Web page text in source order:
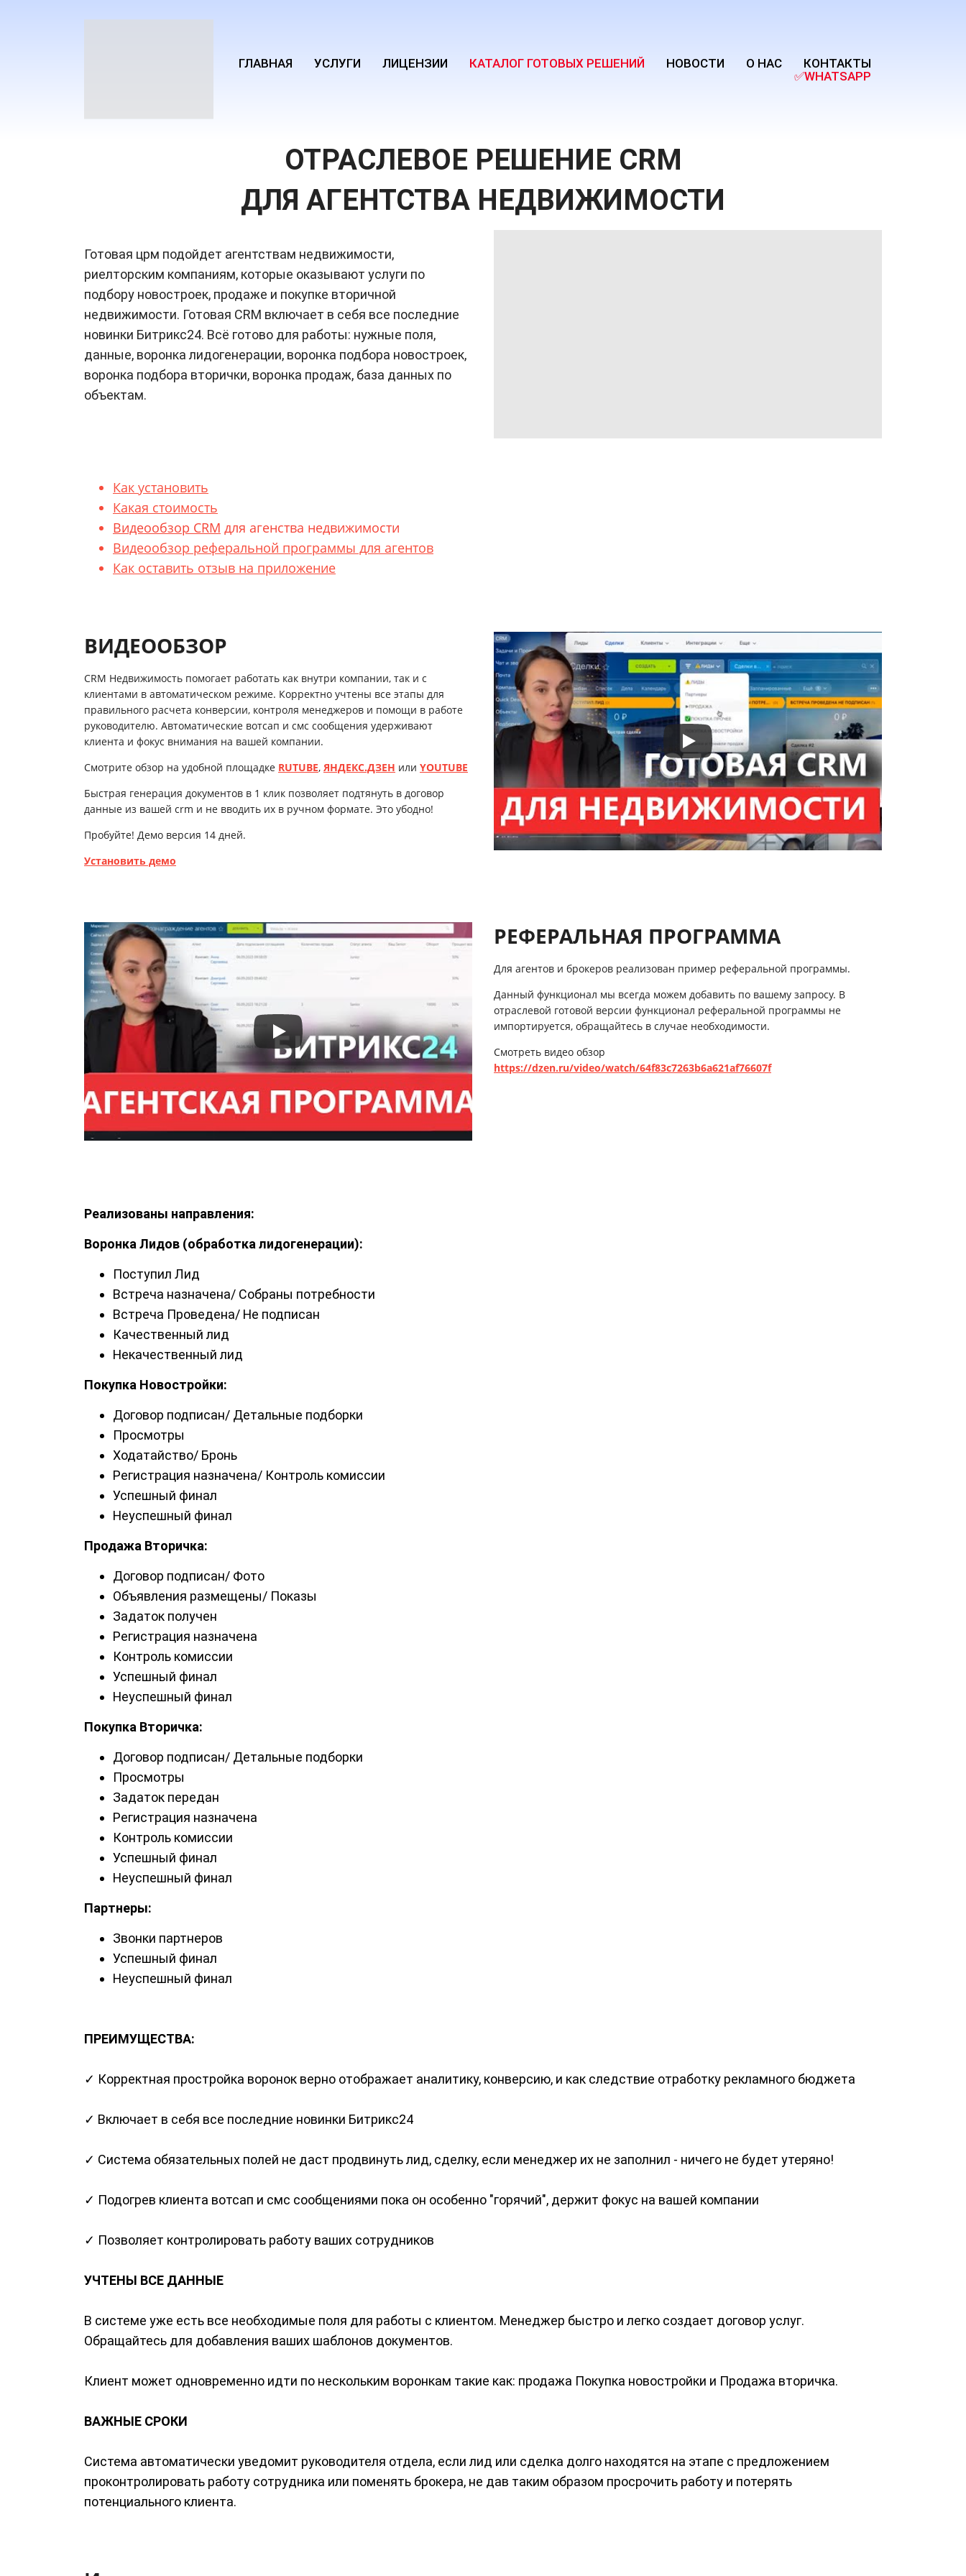
ГЛАВНАЯ УСЛУГИ ЛИЦЕНЗИИ КАТАЛОГ ГОТОВЫХ РЕШЕНИЙ НОВОСТИ О НАС
КОНТАКТЫ
✅WHATSAPP
ОТРАСЛЕВОЕ РЕШЕНИЕ CRM
ДЛЯ АГЕНТСТВА НЕДВИЖИМОСТИ
Готовая црм подойдет агентствам недвижимости,
риелторским компаниям, которые оказывают услуги по
подбору новостроек, продаже и покупке вторичной
недвижимости. Готовая CRM включает в себя все последние
новинки Битрикс24. Всё готово для работы: нужные поля,
данные, воронка лидогенерации, воронка подбора новостроек,
воронка подбора вторички, воронка продаж, база данных по
объектам.
Как установить
Какая стоимость
Видеообзор CRM для агенства недвижимости
Видеообзор реферальной программы для агентов
Как оставить отзыв на приложение
ВИДЕООБЗОР
CRM Недвижимость помогает работать как внутри компании, так и с
клиентами в автоматическом режиме. Корректно учтены все этапы для
правильного расчета конверсии, контроля менеджеров и помощи в работе
руководителю. Автоматические вотсап и смс сообщения удерживают
клиента и фокус внимания на вашей компании.
Смотрите обзор на удобной площадке RUTUBE, ЯНДЕКС.ДЗЕН или YOUTUBE
Быстрая генерация документов в 1 клик позволяет подтянуть в договор
данные из вашей crm и не вводить их в ручном формате. Это убодно!
Пробуйте! Демо версия 14 дней.
Установить демо
РЕФЕРАЛЬНАЯ ПРОГРАММА
Для агентов и брокеров реализован пример реферальной программы.
Данный функционал мы всегда можем добавить по вашему запросу. В
отраслевой готовой версии функционал реферальной программы не
импортируется, обращайтесь в случае необходимости.
Смотреть видео обзор
https://dzen.ru/video/watch/64f83c7263b6a621af76607f
Реализованы направления:
Воронка Лидов (обработка лидогенерации):
Поступил Лид
Встреча назначена/ Собраны потребности
Встреча Проведена/ Не подписан
Качественный лид
Некачественный лид
Покупка Новостройки:
Договор подписан/ Детальные подборки
Просмотры
Ходатайство/ Бронь
Регистрация назначена/ Контроль комиссии
Успешный финал
Неуспешный финал
Продажа Вторичка:
Договор подписан/ Фото
Объявления размещены/ Показы
Задаток получен
Регистрация назначена
Контроль комиссии
Успешный финал
Неуспешный финал
Покупка Вторичка:
Договор подписан/ Детальные подборки
Просмотры
Задаток передан
Регистрация назначена
Контроль комиссии
Успешный финал
Неуспешный финал
Партнеры:
Звонки партнеров
Успешный финал
Неуспешный финал
ПРЕИМУЩЕСТВА:
✓ Корректная простройка воронок верно отображает аналитику, конверсию, и как следствие отработку рекламного бюджета
✓ Включает в себя все последние новинки Битрикс24
✓ Система обязательных полей не даст продвинуть лид, сделку, если менеджер их не заполнил - ничего не будет утеряно!
✓ Подогрев клиента вотсап и смс сообщениями пока он особенно "горячий", держит фокус на вашей компании
✓ Позволяет контролировать работу ваших сотрудников
УЧТЕНЫ ВСЕ ДАННЫЕ
В системе уже есть все необходимые поля для работы с клиентом. Менеджер быстро и легко создает договор услуг.
Обращайтесь для добавления ваших шаблонов документов.
Клиент может одновременно идти по нескольким воронкам такие как: продажа Покупка новостройки и Продажа вторичка.
ВАЖНЫЕ СРОКИ
Система автоматически уведомит руководителя отдела, если лид или сделка долго находятся на этапе с предложением
проконтролировать работу сотрудника или поменять брокера, не дав таким образом просрочить работу и потерять
потенциального клиента.